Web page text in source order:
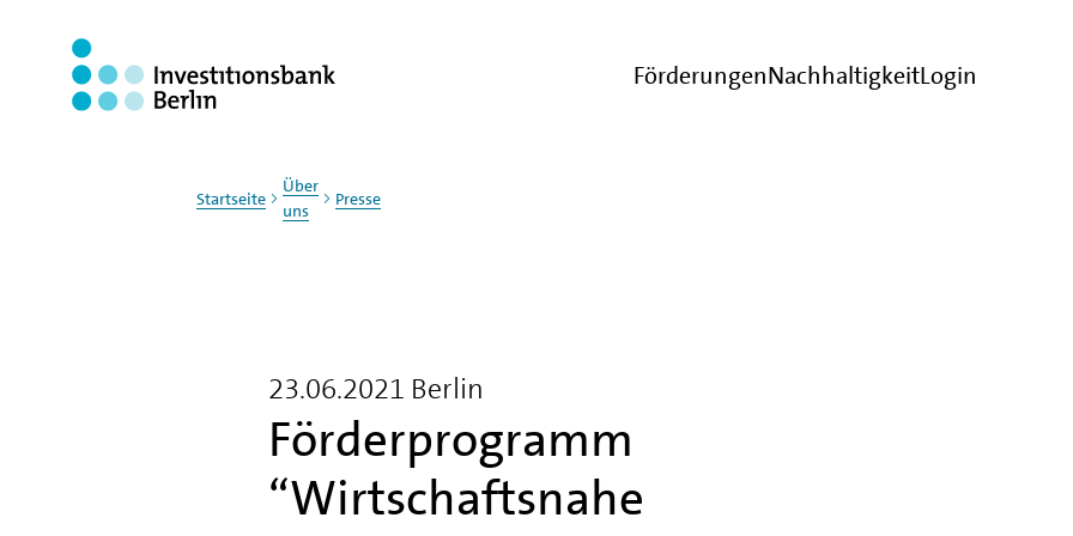
FörderungenNachhaltigkeitLogin
Startseite
Über
uns
Presse
Förderprogramm
“Wirtschaftsnahe
23.06.2021 Berlin